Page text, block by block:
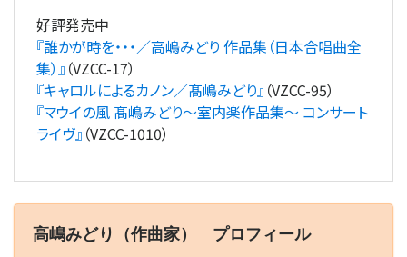
好評発売中
『誰かが時を・・・／高嶋みどり 作品集（日本合唱曲全
集）』 （VZCC-17）
『キャロルによるカノン／髙嶋みどり』 （VZCC-95）
『マウイの風 髙嶋みどり～室内楽作品集～ コンサート
ライヴ』 （VZCC-1010）
高嶋みどり（作曲家） プロフィール